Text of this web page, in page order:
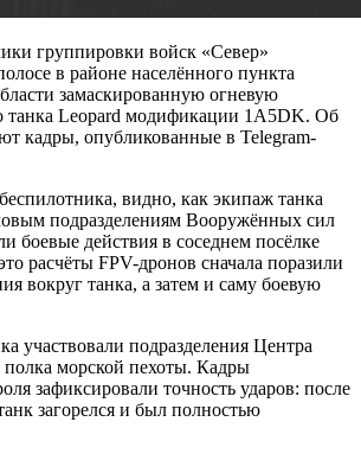
группировки войск «Север»
в районе населённого пункта
замаскированную огневую
танка Leopard модификации 1A5DK. Об
кадры, опубликованные в Telegram-
видно, как экипаж танка
подразделениям Вооружённых сил
боевые действия в соседнем посёлке
расчёты FPV-дронов сначала поразили
вокруг танка, а затем и саму боевую
участвовали подразделения Центра
полка морской пехоты. Кадры
зафиксировали точность ударов: после
загорелся и был полностью